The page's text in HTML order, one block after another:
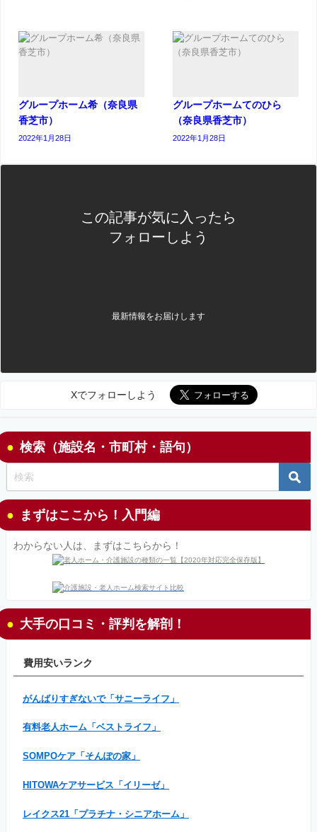
グループホーム希（奈良県
香芝市）
2022年1月28日
グループホームてのひら
（奈良県香芝市）
2022年1月28日
この記事が気に入ったら
フォローしよう
最新情報をお届けします
Xでフォローしよう
検索（施設名・市町村・語句）
まずはここから！入門編
わからない人は、まずはこちらから！
大手の口コミ・評判を解剖！
費用安いランク
がんばりすぎないで「サニーライフ」
有料老人ホーム「ベストライフ」
SOMPOケア「そんぽの家」
HITOWAケアサービス「イリーゼ」
レイクス21「プラチナ・シニアホーム」